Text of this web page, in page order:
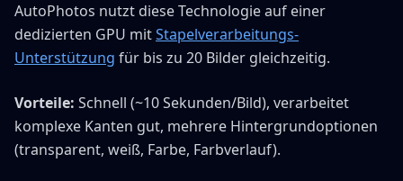
AutoPhotos nutzt diese Technologie auf einer
dedizierten GPU mitStapelverarbeitungs-
Unterstützung für bis zu 20 Bilder gleichzeitig.
Vorteile: Schnell (~10 Sekunden/Bild), verarbeitet
komplexe Kanten gut, mehrere Hintergrundoptionen
(transparent, weiß, Farbe, Farbverlauf).